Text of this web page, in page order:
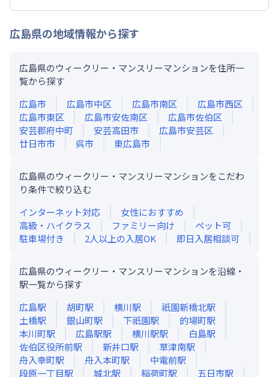
広島県の地域情報から探す
広島県のウィークリー・マンスリーマンションを住所一
覧から探す
広島市
広島市中区 広島市南区
広島市西区
広島市東区
広島市安佐南区
広島市佐伯区
安芸郡府中町
安芸高田市
広島市安芸区
廿日市市
呉市 東広島市
広島県のウィークリー・マンスリーマンションをこだわ
り条件で絞り込む
インターネット対応
女性におすすめ
高級・ハイクラス
ファミリー向け
ペット可
駐車場付き
2人以上の入居OK 即日入居相談可
広島県のウィークリー・マンスリーマンションを沿線・
駅一覧から探す
広島駅 胡町駅 横川駅 祇園新橋北駅
土橋駅 銀山町駅 下祇園駅 的場町駅
本川町駅 広島駅駅 横川駅駅 白島駅
佐伯区役所前駅 新井口駅 草津南駅
舟入幸町駅 舟入本町駅 中電前駅
段原一丁目駅 城北駅 稲荷町駅 五日市駅